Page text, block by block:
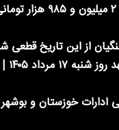
خبر داغ از واریز یارانه ۲
از این تاریخ قطعی
خوزستان و